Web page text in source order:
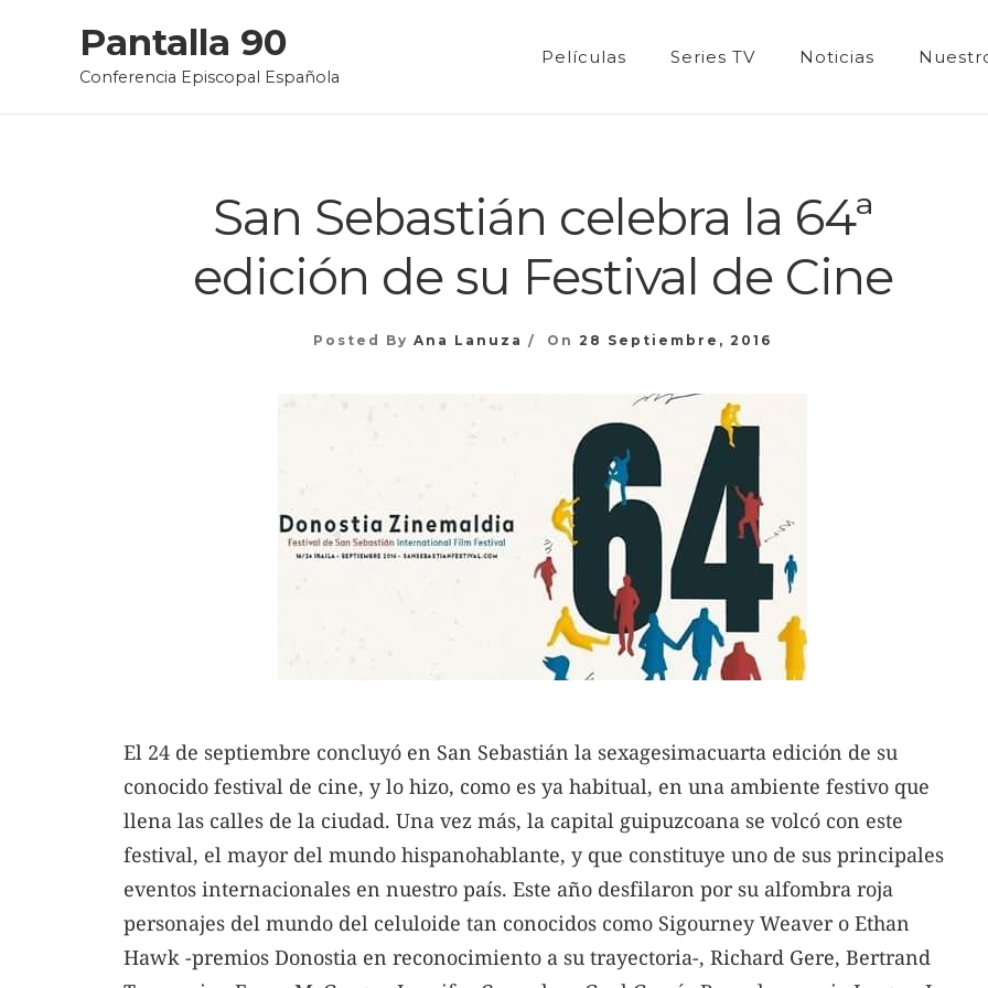
Pantalla 90
Conferencia Episcopal Española
Películas Series TV Noticias
San Sebastián celebra la 64ª
edición de su Festival de Cine
Posted By Ana Lanuza On 28 Septiembre, 2016
El 24 de septiembre concluyó en San Sebastián la sexagesimacuarta edición de su
conocido festival de cine, y lo hizo, como es ya habitual, en una ambiente festivo que
llena las calles de la ciudad. Una vez más, la capital guipuzcoana se volcó con este
festival, el mayor del mundo hispanohablante, y que constituye uno de sus principales
eventos internacionales en nuestro país. Este año desfilaron por su alfombra roja
personajes del mundo del celuloide tan conocidos como Sigourney Weaver o Ethan
Hawk -premios Donostia en reconocimiento a su trayectoria-, Richard Gere, Bertrand